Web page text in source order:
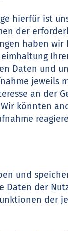
hierfür ist
der
haben wir
Daten und
jeweils
an der
könnten
und
Daten der
der